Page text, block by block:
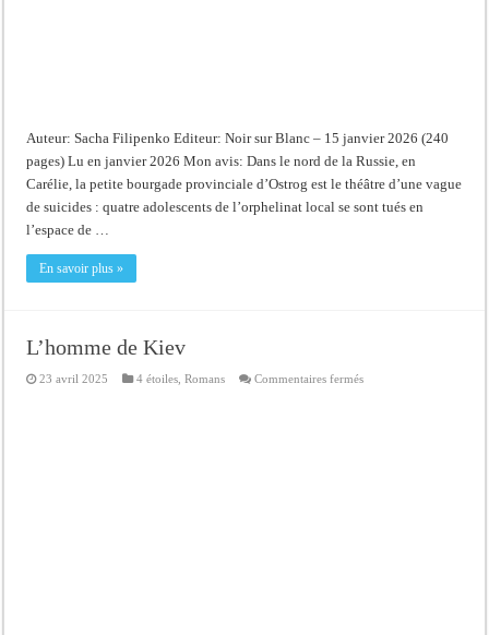
Auteur: Sacha Filipenko Editeur: Noir sur Blanc – 15 janvier 2026 (240
pages) Lu en janvier 2026 Mon avis: Dans le nord de la Russie, en
Carélie, la petite bourgade provinciale d’Ostrog est le théâtre d’une vague
de suicides : quatre adolescents de l’orphelinat local se sont tués en
l’espace de …
En savoir plus »
L’homme de Kiev
23 avril 2025 4 étoiles,Romans Commentaires ferméssur